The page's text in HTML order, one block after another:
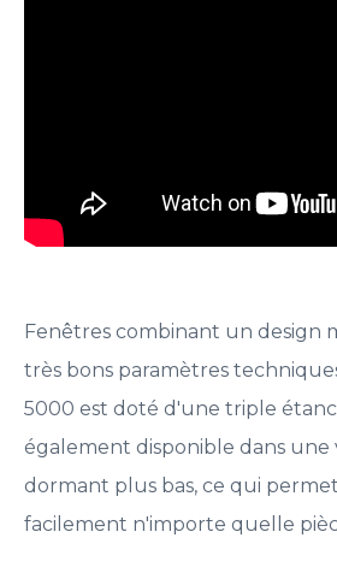
Fenêtres combinant un design
très bons paramètres
5000 est doté d'une triple
également disponible dans une
dormant plus bas, ce qui
facilement n'importe quelle